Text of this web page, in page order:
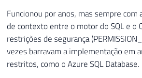
Funcionou por anos, mas sempre com
de contexto entre o motor do SQL e o
restrições de segurança
vezes barravam a implementação em
restritos, como o Azure SQL Database.